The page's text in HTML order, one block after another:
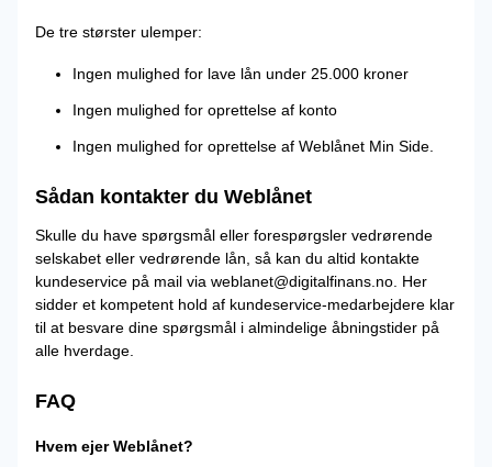
De tre størster ulemper:
Ingen mulighed for lave lån under 25.000 kroner
Ingen mulighed for oprettelse af konto
Ingen mulighed for oprettelse af Weblånet Min Side.
Sådan kontakter du Weblånet
Skulle du have spørgsmål eller forespørgsler vedrørende
selskabet eller vedrørende lån, så kan du altid kontakte
kundeservice på mail via weblanet@digitalfinans.no. Her
sidder et kompetent hold af kundeservice-medarbejdere klar
til at besvare dine spørgsmål i almindelige åbningstider på
alle hverdage.
FAQ
Hvem ejer Weblånet?